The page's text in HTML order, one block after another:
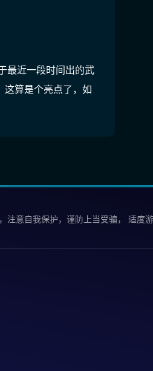
最近一段时间出的武
这算是个亮点了，如
注意自我保护，谨防上当受骗， 适度